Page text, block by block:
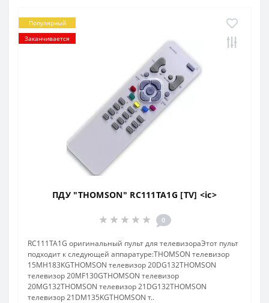
Популярный
Заканчивается
ПДУ "THOMSON" RC111TA1G [TV] <ic>
0
RC111TA1G оригинальный пульт для телевизораЭтот пульт
подходит к следующей аппаратуре:THOMSON телевизор
15MH183KGTHOMSON телевизор 20DG132THOMSON
телевизор 20MF130GTHOMSON телевизор
20MG132THOMSON телевизор 21DG132THOMSON
телевизор 21DM135KGTHOMSON т..